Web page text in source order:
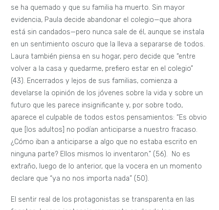
se ha quemado y que su familia ha muerto. Sin mayor
evidencia, Paula decide abandonar el colegio—que ahora
está sin candados—pero nunca sale de él, aunque se instala
en un sentimiento oscuro que la lleva a separarse de todos.
Laura también piensa en su hogar, pero decide que “entre
volver a la casa y quedarme, prefiero estar en el colegio”
(43). Encerrados y lejos de sus familias, comienza a
develarse la opinión de los jóvenes sobre la vida y sobre un
futuro que les parece insignificante y, por sobre todo,
aparece el culpable de todos estos pensamientos: “Es obvio
que [los adultos] no podían anticiparse a nuestro fracaso.
¿Cómo iban a anticiparse a algo que no estaba escrito en
ninguna parte? Ellos mismos lo inventaron.” (56). No es
extraño, luego de lo anterior, que la vocera en un momento
declare que “ya no nos importa nada” (50).
El sentir real de los protagonistas se transparenta en las